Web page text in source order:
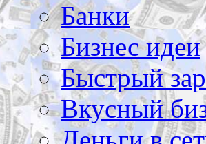
Банки
Бизнес идеи
Быстрый
Вкусный